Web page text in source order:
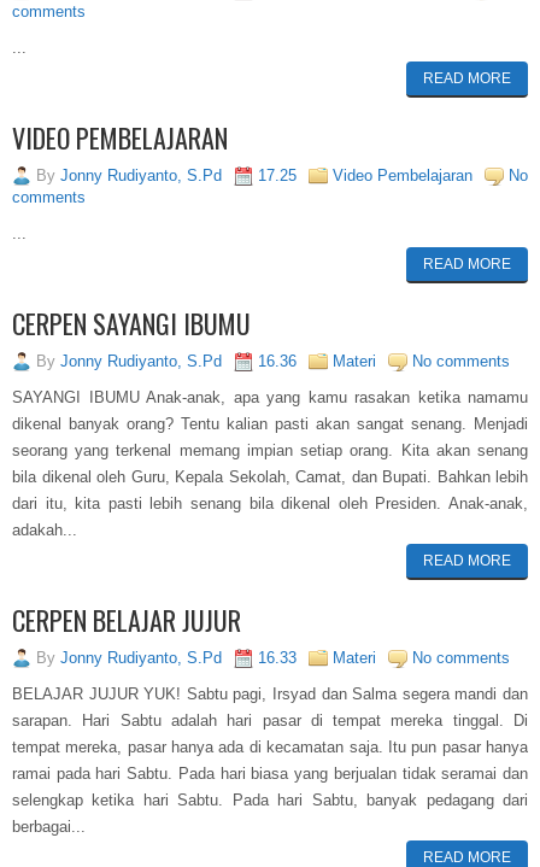
comments
...
READ MORE
VIDEO PEMBELAJARAN
By Jonny Rudiyanto, S.Pd 17.25 Video Pembelajaran
No
comments
...
READ MORE
CERPEN SAYANGI IBUMU
By Jonny Rudiyanto, S.Pd 16.36 Materi
No comments
SAYANGI IBUMU Anak-anak, apa yang kamu rasakan ketika namamu
dikenal banyak orang? Tentu kalian pasti akan sangat senang. Menjadi
seorang yang terkenal memang impian setiap orang. Kita akan senang
bila dikenal oleh Guru, Kepala Sekolah, Camat, dan Bupati. Bahkan lebih
dari itu, kita pasti lebih senang bila dikenal oleh Presiden. Anak-anak,
adakah...
READ MORE
CERPEN BELAJAR JUJUR
By Jonny Rudiyanto, S.Pd 16.33 Materi
No comments
BELAJAR JUJUR YUK! Sabtu pagi, Irsyad dan Salma segera mandi dan
sarapan. Hari Sabtu adalah hari pasar di tempat mereka tinggal. Di
tempat mereka, pasar hanya ada di kecamatan saja. Itu pun pasar hanya
ramai pada hari Sabtu. Pada hari biasa yang berjualan tidak seramai dan
selengkap ketika hari Sabtu. Pada hari Sabtu, banyak pedagang dari
berbagai...
READ MORE